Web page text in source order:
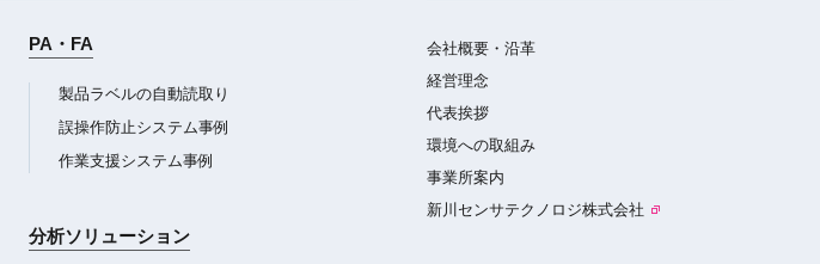
PA・FA
製品ラベルの自動読取り
誤操作防止システム事例
作業支援システム事例
分析ソリューション
会社概要・沿革
経営理念
代表挨拶
環境への取組み
事業所案内
新川センサテクノロジ株式会社